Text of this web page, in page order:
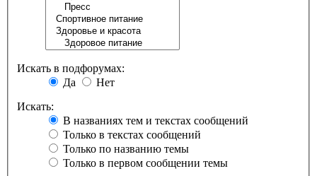
Искать в подфорумах:
Да
Нет
Искать:
В названиях тем и текстах сообщений
Только в текстах сообщений
Только по названию темы
Только в первом сообщении темы